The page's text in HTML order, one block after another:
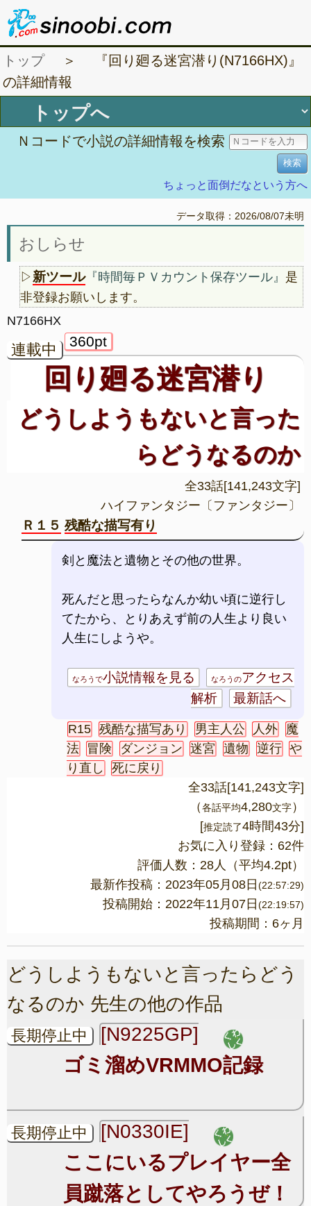
トップ＞ 『回り廻る迷宮潜り(N7166HX)』
の詳細情報
Ｎコードで小説の詳細情報を検索
ちょっと面倒だなという方へ
データ取得：2026/08/07未明
おしらせ
▷ 新ツール『時間毎ＰＶカウント保存ツール』 是
非登録お願いします。
N7166HX
360pt
連載中
回り廻る迷宮潜り
どうしようもないと言った
らどうなるのか
全33話[141,243文字]
ハイファンタジー〔ファンタジー〕
Ｒ１５ 残酷な描写有り
剣と魔法と遺物とその他の世界。
死んだと思ったらなんか幼い頃に逆行し
てたから、とりあえず前の人生より良い
人生にしようや。
なろうで小説情報を見る なろうのアクセス
解析
最新話へ
R15 残酷な描写あり 男主人公 人外
魔
法
冒険 ダンジョン 迷宮 遺物 逆行 や
り直し
死に戻り
全33話[141,243文字]
（各話平均4,280文字）
[推定読了4時間43分]
お気に入り登録：62件
評価人数： 28 人（平均4.2pt）
最新作投稿：2023年05月08日(22:57:29)
投稿開始：2022年11月07日(22:19:57)
投稿期間：6ヶ月
どうしようもないと言ったらどう
なるのか 先生の他の作品
長期停止中 [N9225GP]
ゴミ溜めVRMMO記録
長期停止中 [N0330IE]
ここにいるプレイヤー全
員蹴落としてやろうぜ！